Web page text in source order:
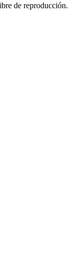
de reproducción.